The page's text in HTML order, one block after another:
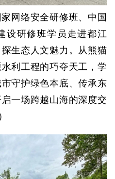
网络安全研修班、中国
研修班学员走进都江
生态人文魅力。从熊猫
利工程的巧夺天工，学
守护绿色本底、传承东
一场跨越山海的深度交